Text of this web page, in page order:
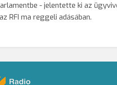
- jelentette ki az
RFI ma reggeli adásában.